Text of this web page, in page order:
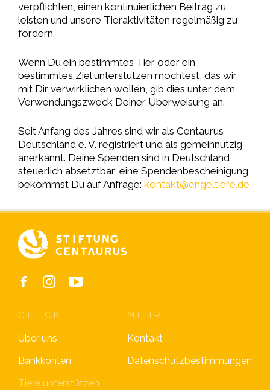
verpflichten, einen kontinuierlichen Beitrag zu
leisten und unsere Tieraktivitäten regelmäßig zu
fördern.
Wenn Du ein bestimmtes Tier oder ein
bestimmtes Ziel unterstützen möchtest, das wir
mit Dir verwirklichen wollen, gib dies unter dem
Verwendungszweck Deiner Überweisung an.
Seit Anfang des Jahres sind wir als Centaurus
Deutschland e. V. registriert und als gemeinnützig
anerkannt. Deine Spenden sind in Deutschland
steuerlich absetztbar; eine Spendenbescheinigung
bekommst Du auf Anfrage: kontakt@engeltiere.de
CHECK
Über uns
Bankkonten
Tiere unterstützen
MEHR
Kontakt
Datenschutzbestimmungen